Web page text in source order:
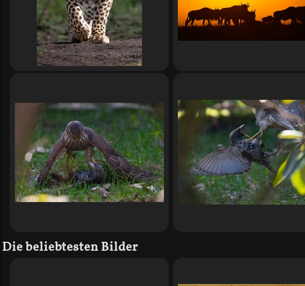
Die beliebtesten Bilder